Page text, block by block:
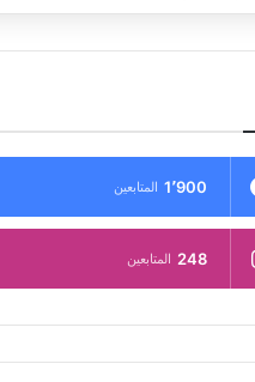
1٬900 المتابعين
248 المتابعين